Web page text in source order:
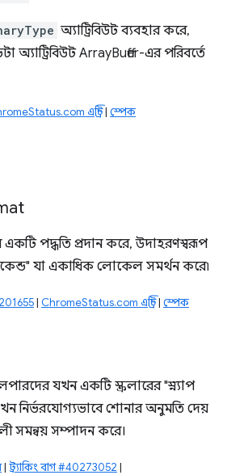
অ্যাট্রিবিউট ব্যবহার করে,
অ্যাট্রিবিউট ArrayBuffer-এর পরিবর্তে
এন্ট্রি| স্পেক
পদ্ধতি প্রদান করে, উদাহরণস্বরূপ
যা একাধিক লোকেল সমর্থন করে৷
| ChromeStatus.com এন্ট্রি| স্পেক
যখন একটি স্ক্রলারের "স্ন্যাপ
নির্ভরযোগ্যভাবে শোনার অনুমতি দেয়
সমন্বয় সম্পাদন করে।
| ট্র্যাকিং বাগ #40273052 |